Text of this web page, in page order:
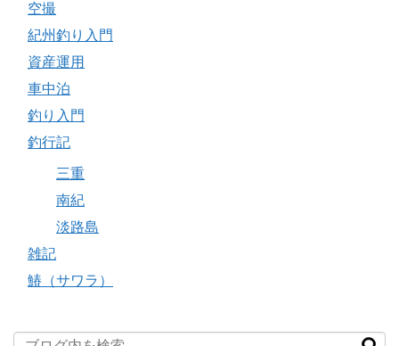
空撮
紀州釣り入門
資産運用
車中泊
釣り入門
釣行記
三重
南紀
淡路島
雑記
鰆（サワラ）